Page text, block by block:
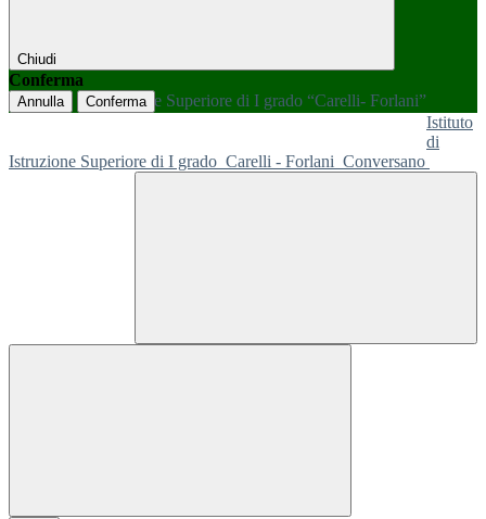
Chiudi
Conferma
Annulla Conferma
Istituto
di
Istruzione Superiore di I grado Carelli - Forlani Conversano